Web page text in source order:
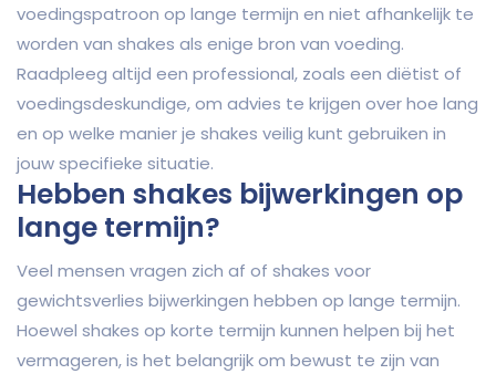
voedingspatroon op lange termijn en niet afhankelijk te
worden van shakes als enige bron van voeding.
Raadpleeg altijd een professional, zoals een diëtist of
voedingsdeskundige, om advies te krijgen over hoe lang
en op welke manier je shakes veilig kunt gebruiken in
jouw specifieke situatie.
Hebben shakes bijwerkingen op
lange termijn?
Veel mensen vragen zich af of shakes voor
gewichtsverlies bijwerkingen hebben op lange termijn.
Hoewel shakes op korte termijn kunnen helpen bij het
vermageren, is het belangrijk om bewust te zijn van